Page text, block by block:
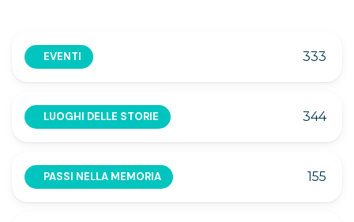
EVENTI 333
LUOGHI DELLE STORIE 344
PASSI NELLA MEMORIA 155